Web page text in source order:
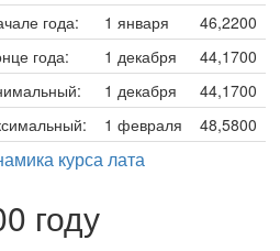
года:
1 января
46,2200
года:
1 декабря
44,1700
1 декабря
44,1700
1 февраля 48,5800
курса лата
году